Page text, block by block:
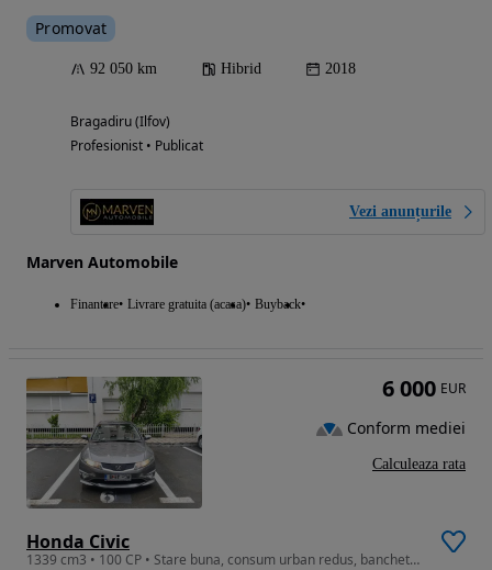
Promovat
92 050 km Hibrid 2018
Bragadiru (Ilfov)
Profesionist • Publicat
Vezi anunțurile
Marven Automobile
Finantare Livrare gratuita (acasa) Buyback
Honda Civic
1339 cm3 • 100 CP • Stare buna, consum urban redus, bancheta rabatabila
6 000 EUR
Conform mediei
Calculeaza rata